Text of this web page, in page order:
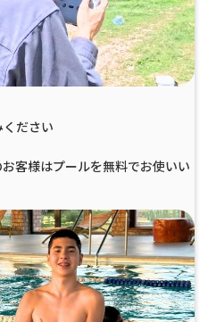
ださい
客様はプールを無料でお使いい